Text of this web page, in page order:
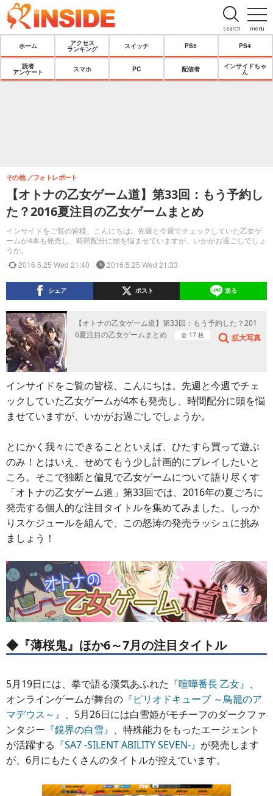
menu
search
ホーム
アクセス
ランキング
スイッチ PS5 PS4
読者
アンケート
スマホ PC 配信者
インサイドちゃ
ん
【オトナの乙女ゲーム道】第33回：もう予約し
た？2016夏注目の乙女ゲームまとめ
インサイドをご覧の皆様、こんにちは。先週と今週でチェックしていた乙女ゲ
ームが4本も発売し、時間配分に頭を悩ませていますが、いかがお過ごしでしょ
うか。
その他 フォトレポート
2016.5.25 Wed 21:40 2016.5.25 Wed 21:33
シェア ポスト 送る
【オトナの乙女ゲーム道】第33回：もう予約した？201
6夏注目の乙女ゲームまとめ
全 17 枚 拡大写真
インサイドをご覧の皆様、こんにちは。先週と今週でチェ
ックしていた乙女ゲームが4本も発売し、時間配分に頭を悩
ませていますが、いかがお過ごしでしょうか。
とにかく我々にできることといえば、ひたすら買って遊ぶ
のみ！とはいえ、せめてもう少し計画的にプレイしたいと
ころ。そこで独断と偏見で乙女ゲームについて語り尽くす
「オトナの乙女ゲーム道」第33回では、2016年の夏ごろに
発売する個人的な注目タイトルを集めてみました。しっか
りスケジュールを組んで、この怒涛の発売ラッシュに挑み
ましょう！
◆『薄桜鬼』ほか6～7月の注目タイトル
5月19日には、拳で語る漢気あふれた 『喧嘩番長 乙女』 、
オンラインゲームが舞台の 『ピリオドキューブ ～鳥籠のア
マデウス～』 、5月26日には白雪姫がモチーフのダークファ
ンタジー 『鏡界の白雪』 、特殊能力をもったエージェント
が活躍する 『SA7 -SILENT ABILITY SEVEN-』 が発売します
が、6月にもたくさんのタイトルが控えています。